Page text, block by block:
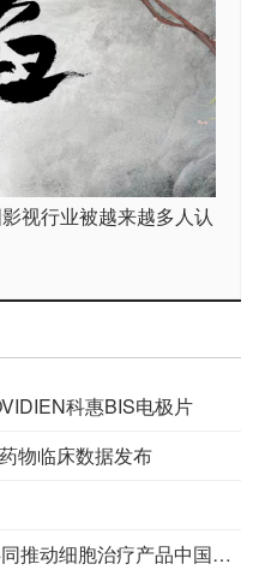
视行业被越来越多人认
科惠BIS电极片
物临床数据发布
西比曼和杨森进一步深化合作 共同推动细胞治疗产品中国商业化进展